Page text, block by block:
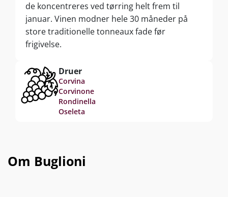
de koncentreres ved tørring helt frem til
januar. Vinen modner hele 30 måneder på
store traditionelle tonneaux fade før
frigivelse.
Druer
Corvina
Corvinone
Rondinella
Oseleta
Om Buglioni